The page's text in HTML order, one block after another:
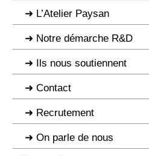
L’Atelier Paysan
Notre démarche R&D
Ils nous soutiennent
Contact
Recrutement
On parle de nous